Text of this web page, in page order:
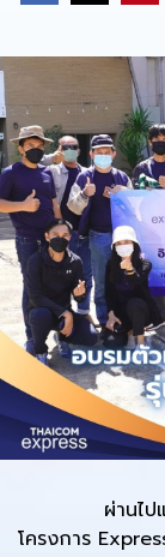
ผ่านไปแล้วกั
โครงการ